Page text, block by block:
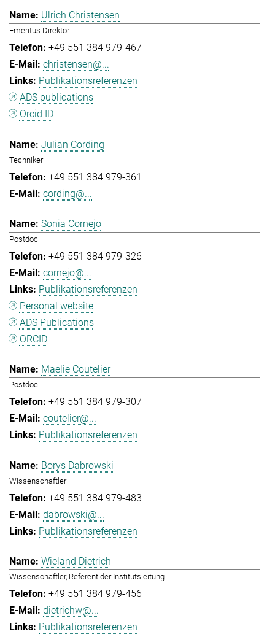
Ulrich Christensen
Emeritus Direktor
+49 551 384 979-467
christensen@...
Publikationsreferenzen
ADS publications
Orcid ID
Julian Cording
Techniker
+49 551 384 979-361
cording@...
Sonia Cornejo
Postdoc
+49 551 384 979-326
cornejo@...
Publikationsreferenzen
Personal website
ADS Publications
ORCID
Maelie Coutelier
Postdoc
+49 551 384 979-307
coutelier@...
Publikationsreferenzen
Borys Dabrowski
Wissenschaftler
+49 551 384 979-483
dabrowski@...
Publikationsreferenzen
Wieland Dietrich
Wissenschaftler, Referent der Institutsleitung
+49 551 384 979-456
dietrichw@...
Publikationsreferenzen